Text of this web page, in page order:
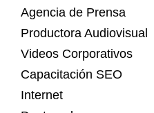
Agencia de Prensa
Productora Audiovisual
Videos Corporativos
Capacitación SEO
Internet